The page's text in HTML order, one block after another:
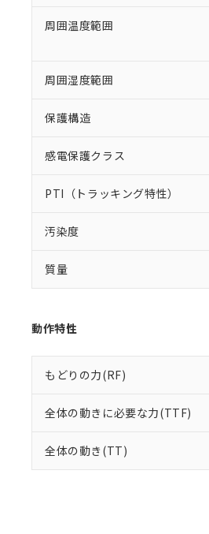
周囲温度範囲
周囲湿度範囲
保護構造
感電保護クラス
PTI（トラッキング特性）
汚染度
質量
動作特性
もどりの力(RF)
全体の動きに必要な力(TTF)
全体の動き(TT)